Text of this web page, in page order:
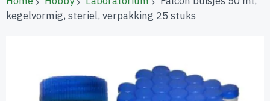
kegelvormig, steriel, verpakking 25 stuks